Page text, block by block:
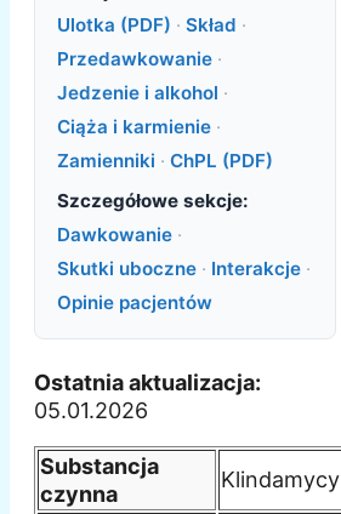
Ulotka (PDF) · Skład ·
Przedawkowanie ·
Jedzenie i alkohol ·
Ciąża i karmienie ·
Zamienniki · ChPL (PDF)
Szczegółowe sekcje:
Dawkowanie ·
Skutki uboczne · Interakcje ·
Opinie pacjentów
Ostatnia aktualizacja:
05.01.2026
Substancja
czynna